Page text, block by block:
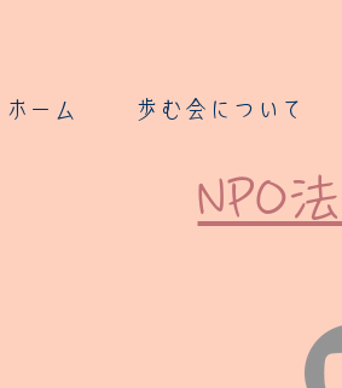
ホーム 歩む会について
NPO